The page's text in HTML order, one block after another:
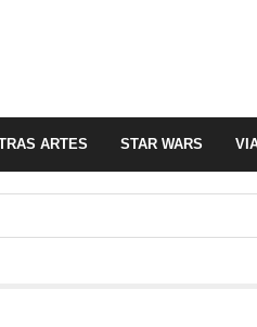
ARTES STAR WARS